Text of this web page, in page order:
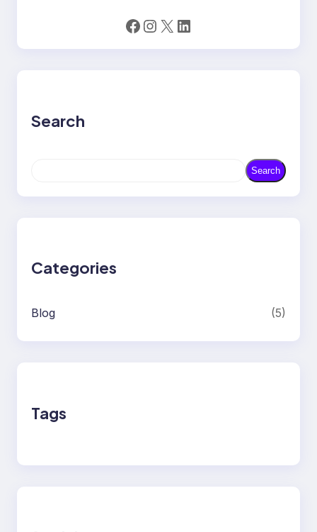
Facebook Instagram X LinkedIn
Search
a
Search
Categories
Blog (5)
Tags